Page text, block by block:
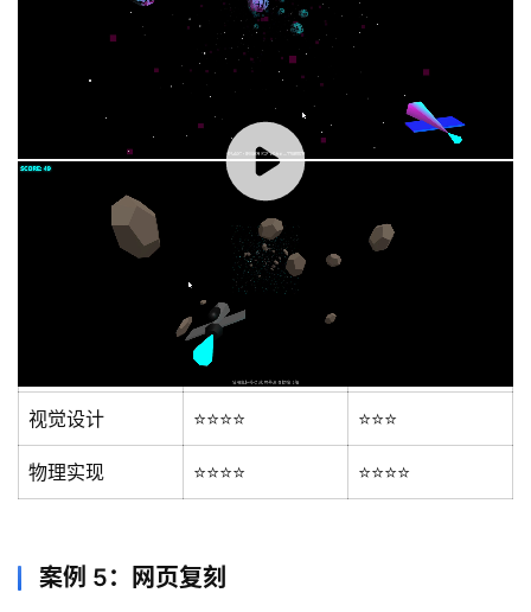
效更丰富
设置了计分与难度关联，每实现 100 分有加速效果
Gemini 3.1 输出效果：
00:00 / 00:07
除了显而易见的粒子分层显示问题，核心功能与物理实现都
与 3.5 Flash 相差不大
Gemini 3.5
Flash
⭐⭐⭐⭐⭐
视觉设计 ⭐⭐⭐⭐ ⭐⭐⭐
物理实现 ⭐⭐⭐⭐ ⭐⭐⭐⭐
案例 5：网页复刻